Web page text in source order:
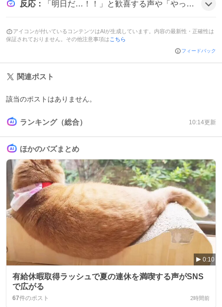
反応 ： 「明日だ…！！」と歓喜する声や「やっとダウンロードされたー！！！！」と喜びのツイートが目立ち、「事前ダウンロード完了！！！！いよいよ明日からできるのか！？」と期待を募らせる投稿が多数見られ、全体的にテンションが上がっている様子だ。
アイコンが付いているコンテンツはAIが生成しています。内容の最新性・正確性は
保証されておりません。その他注意事項はこちら
フィードバック
関連ポスト
該当のポストはありません。
ランキング（総合） 10:14更新
ほかのバズまとめ
0:10
有給休暇取得ラッシュで夏の連休を満喫する声がSNS
で広がる
67件のポスト 2時間前